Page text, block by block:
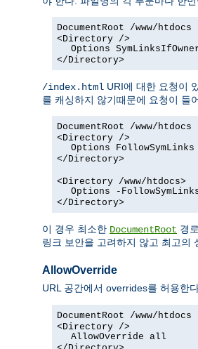
DocumentRoot /www/htdocs
<Directory />
Options
</Directory>
/index.html URI에 대한 요청이
를 캐싱하지 않기때문에 요청이 들
DocumentRoot /www/htdocs
<Directory />
Options FollowSymLinks
</Directory>
<Directory /www/htdocs>
Options -
</Directory>
이 경우 최소한 DocumentRoot 경
링크 보안을 고려하지 않고 최고의
AllowOverride
URL 공간에서 overrides를 허용한
DocumentRoot /www/htdocs
<Directory />
AllowOverride all